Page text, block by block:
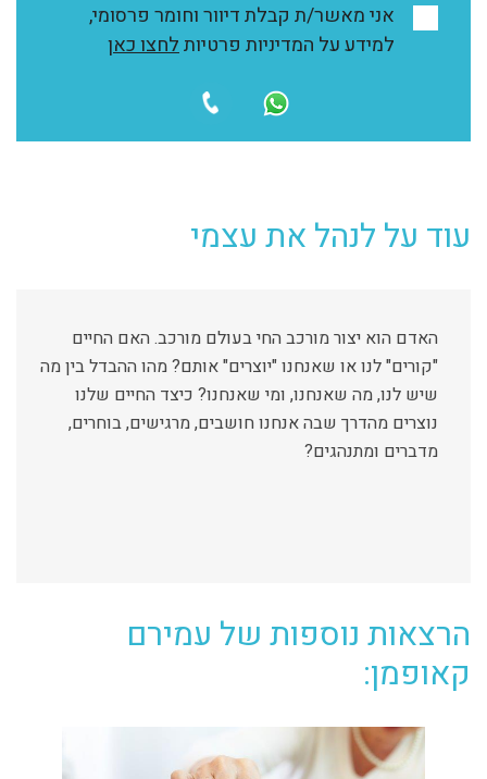
אני מאשר/ת קבלת דיוור וחומר פרסומי,
למידע על המדיניות פרטיותלחצו כאן
עוד על לנהל את עצמי
האדם הוא יצור מורכב החי בעולם מורכב. האם החיים
"קורים" לנו או שאנחנו "יוצרים" אותם? מהו ההבדל בין מה
שיש לנו, מה שאנחנו, ומי שאנחנו? כיצד החיים שלנו
נוצרים מהדרך שבה אנחנו חושבים, מרגישים, בוחרים,
מדברים ומתנהגים?
הרצאות נוספות של עמירם
קאופמן: